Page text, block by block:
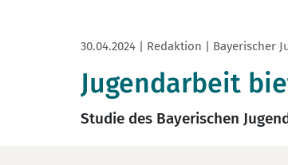
30.04.2024 | Redaktion | Bayerischer
Jugendarbeit
Studie des Bayerischen